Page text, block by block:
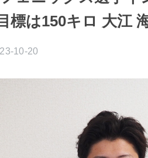
標は150キロ 大江
10-20